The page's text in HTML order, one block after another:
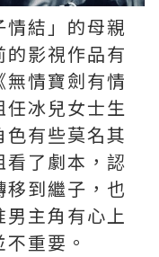
結」的母親
影視作品有
情寶劍有情
冰兒女士生
有些莫名其
了劇本，認
到繼子，也
主角有心上
重要。